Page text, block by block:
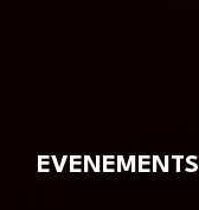
EVENEMENTS